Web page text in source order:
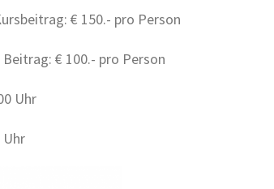
€ 150.- pro Person
€ 100.- pro Person
Uhr
Uhr